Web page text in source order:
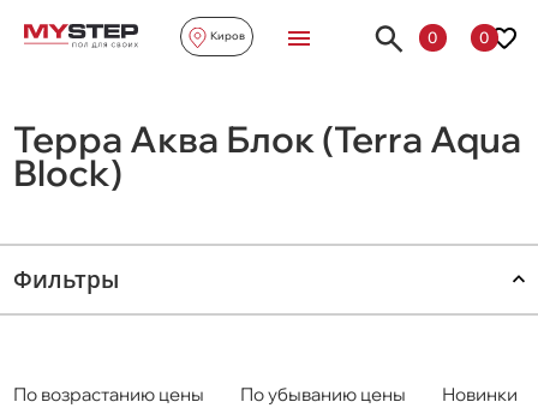
Киров 0 0
Терра Аква Блок (Terra Aqua
Block)
Фильтры
По возрастанию цены По убыванию цены Новинки